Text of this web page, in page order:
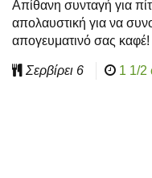
Απίθανη συνταγή για
απολαυστική για να
απογευματινό σας καφέ!
Σερβίρει 6 1 1/